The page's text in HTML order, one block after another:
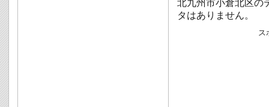
北九州市小倉北区の
タはありません。
ス